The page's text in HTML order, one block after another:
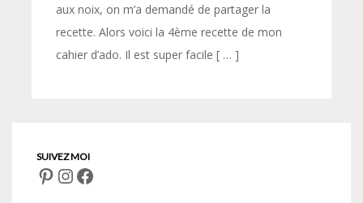
aux noix, on m’a demandé de partager la
recette. Alors voici la 4ème recette de mon
cahier d’ado. Il est super facile [ … ]
Pinterest
Instagram
Facebook